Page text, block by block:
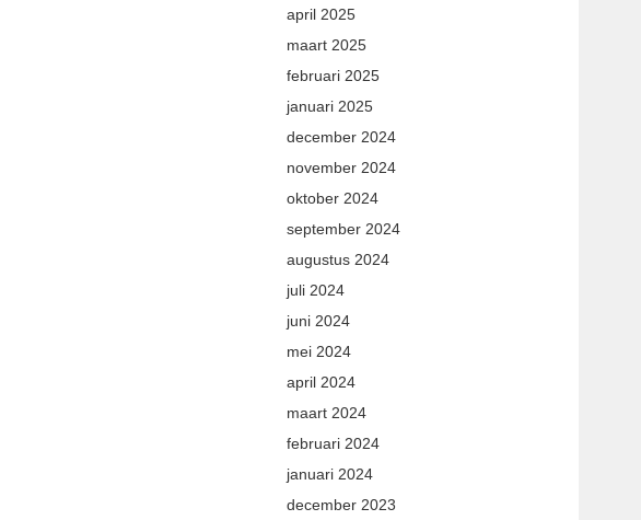
april 2025
maart 2025
februari 2025
januari 2025
december 2024
november 2024
oktober 2024
september 2024
augustus 2024
juli 2024
juni 2024
mei 2024
april 2024
maart 2024
februari 2024
januari 2024
december 2023